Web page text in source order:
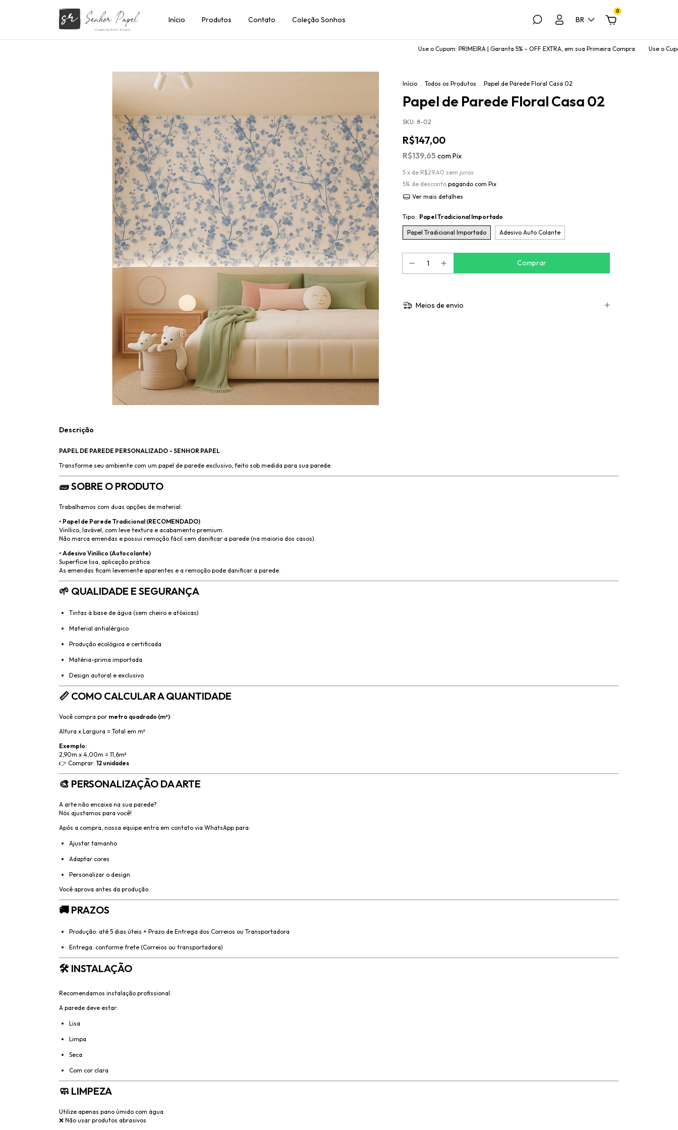
Início Produtos Contato Coleção Sonhos BR
0
Use o Cupom: PRIMEIRA | Garanta 5% - OFF EXTRA, em sua Primeira Compra Use o Cupom:
Início . Todos os Produtos . Papel de Parede Floral Casa 02
Papel de Parede Floral Casa 02
SKU: fl-02
R$147,00
R$139,65 com Pix
5 x de R$29,40 sem juros
5% de desconto pagando com Pix
Ver mais detalhes
Tipo : Papel Tradicional Importado
Papel Tradicional Importado Adesivo Auto Colante
Meios de envio
Descrição
PAPEL DE PAREDE PERSONALIZADO – SENHOR PAPEL
Transforme seu ambiente com um papel de parede exclusivo, feito sob medida para sua parede.
🧱 SOBRE O PRODUTO
Trabalhamos com duas opções de material:
• Papel de Parede Tradicional (RECOMENDADO)
Vinílico, lavável, com leve textura e acabamento premium.
Não marca emendas e possui remoção fácil sem danificar a parede (na maioria dos casos).
• Adesivo Vinílico (Autocolante)
Superfície lisa, aplicação prática.
As emendas ficam levemente aparentes e a remoção pode danificar a parede.
🌱 QUALIDADE E SEGURANÇA
Tintas à base de água (sem cheiro e atóxicas)
Material antialérgico
Produção ecológica e certificada
Matéria-prima importada
Design autoral e exclusivo
📏 COMO CALCULAR A QUANTIDADE
Você compra por metro quadrado (m²):
Altura x Largura = Total em m²
Exemplo:
2,90m x 4,00m = 11,6m²
👉 Comprar: 12 unidades
🎨 PERSONALIZAÇÃO DA ARTE
A arte não encaixa na sua parede?
Nós ajustamos para você!
Após a compra, nossa equipe entra em contato via WhatsApp para:
Ajustar tamanho
Adaptar cores
Personalizar o design
Você aprova antes da produção.
🚚 PRAZOS
Produção: até 5 dias úteis + Prazo de Entrega dos Correios ou Transportadora
Entrega: conforme frete (Correios ou transportadora)
🛠️ INSTALAÇÃO
Recomendamos instalação profissional.
A parede deve estar:
Lisa
Limpa
Seca
Com cor clara
🧼 LIMPEZA
Utilize apenas pano úmido com água.
❌ Não usar produtos abrasivos